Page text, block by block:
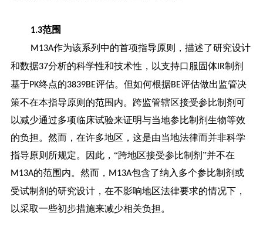
1.3范围
M13A作为该系列中的首项指导原则，描述了研究设计
和数据37分析的科学性和技术性，以支持口服固体IR制剂
基于PK终点的3839BE评估。但如何根据BE评估做出监管决
策不在本指导原则的范围内。跨监管辖区接受参比制剂可
以减少通过多项临床试验来证明与当地参比制剂生物等效
的负担。然而，在许多地区，这是由当地法律而并非科学
指导原则所规定。因此，“跨地区接受参比制剂”并不在
M13A的范围内。然而， M13A包含了纳入多个参比制剂或
受试制剂的研究设计，在不影响地区法律要求的情况下，
以采取一些初步措施来减少相关负担。